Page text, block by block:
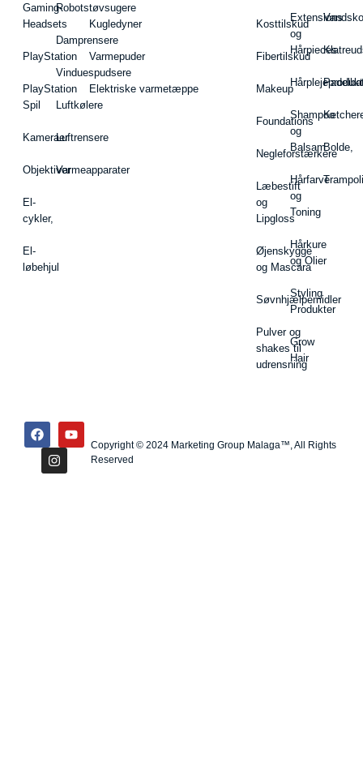
Gaming-
Headsets
PlayStation
PlayStation
Spil
Kameraer
Objektiver
El-
cykler,
El-
løbehjul
Robotstøvsugere
Damprensere
Vinduespudsere
Luftkølere
Luftrensere
Varmeapparater
Kugledyner
Varmepuder
Elektriske varmetæppe
Kosttilskud
Fibertilskud
Makeup
Foundations
Negleforstærkere
Læbestift
og
Lipgloss
Øjenskygge
og Mascara
Søvnhjælpemidler
Pulver og
shakes til
udrensning
Extensions
og
Hårpieces
Shampoo
og
Balsam
Hårfarve
og
Toning
Hårkure
og Olier
Styling
Produkter
Grow
Hair
Vandsko
Bolde,
Copyright © 2024 Marketing Group Malaga™, All Rights
Reserved